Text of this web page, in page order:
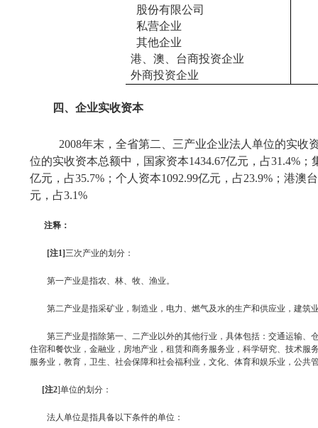
股份有限公司
私营企业
其他企业
港、澳、台商投资企业
外商投资企业
四、企业实收资本
2008年末，全省第二、三产业企业法人单位的实收
位的实收资本总额中，国家资本1434.67亿元，占31.4%；
亿元，占35.7%；个人资本1092.99亿元，占23.9%；港澳
元，占3.1%
注释：
[注1]三次产业的划分：
第一产业是指农、林、牧、渔业。
第二产业是指采矿业，制造业，电力、燃气及水的生产和供应业，建筑
第三产业是指除第一、二产业以外的其他行业，具体包括：交通运输、
住宿和餐饮业，金融业，房地产业，租赁和商务服务业，科学研究、技术
服务业，教育，卫生、社会保障和社会福利业，文化、体育和娱乐业，公共
[注2]单位的划分：
法人单位是指具备以下条件的单位：